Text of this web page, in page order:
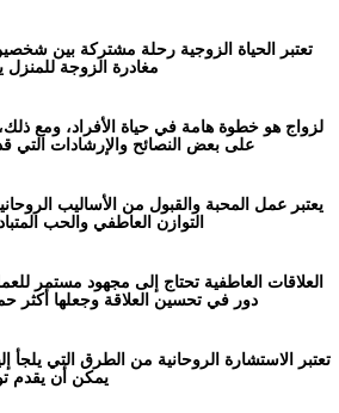
تعتبر الحياة الزوجية رحلة مشتركة بين
مغادرة الزوجة للمنزل
لزواج هو خطوة هامة في حياة الأفراد، ومع
على بعض النصائح والإرشادات
يعتبر عمل المحبة والقبول من الأساليب
التوازن العاطفي والحب
العلاقات العاطفية تحتاج إلى مجهود مستمر
دور في تحسين العلاقة وجعلها أكثر
تعتبر الاستشارة الروحانية من الطرق التي
يمكن أن يقدم